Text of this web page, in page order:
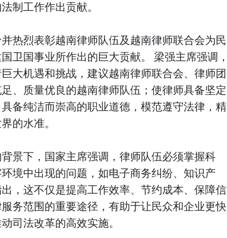
制工作作出贡献。
热烈表彰越南律师队伍及越南律师联合会为民
卫国事业所作出的巨大贡献。 梁强主席强调，
大机遇和挑战，建议越南律师联合会、律师团
、质量优良的越南律师队伍；使律师具备坚定
备纯洁而崇高的职业道德，模范遵守法律，精
的水准。
景下，国家主席强调，律师队伍必须掌握科
境中出现的问题，如电子商务纠纷、知识产
，这不仅是提高工作效率、节约成本、保障信
务范围的重要途径，有助于让民众和企业更快
司法改革的高效实施。